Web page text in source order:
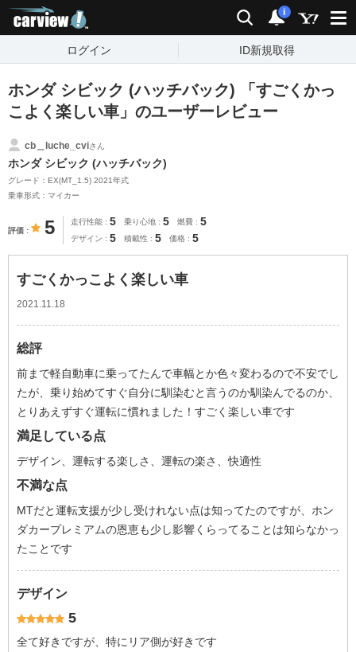
検索 通知
i
ログイン ID新規取得
ホンダ シビック (ハッチバック) 「すごくかっ
こよく楽しい車」のユーザーレビュー
cb＿luche_cviさん
ホンダ シビック (ハッチバック)
グレード：EX(MT_1.5) 2021年式
乗車形式：マイカー
評価 5 走行性能 5 乗り心地 5 燃費 5
デザイン 5 積載性 5 価格 5
すごくかっこよく楽しい車
2021.11.18
総評
前まで軽自動車に乗ってたんで車幅とか色々変わるので不安でし
たが、乗り始めてすぐ自分に馴染むと言うのか馴染んでるのか、
とりあえずすぐ運転に慣れました！すごく楽しい車です
満足している点
デザイン、運転する楽しさ、運転の楽さ、快適性
不満な点
MTだと運転支援が少し受けれない点は知ってたのですが、ホン
ダカープレミアムの恩恵も少し影響くらってることは知らなかっ
たことです
デザイン
5
全て好きですが、特にリア側が好きです